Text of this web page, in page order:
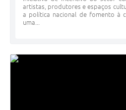
artistas, produtores e espaços
a política nacional de fomento à
uma...